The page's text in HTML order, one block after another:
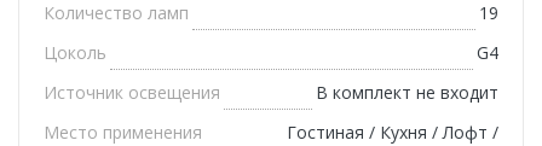
Количество ламп
19
Цоколь
G4
Источник освещения
В комплект не входит
Место применения
Гостиная / Кухня / Лофт /